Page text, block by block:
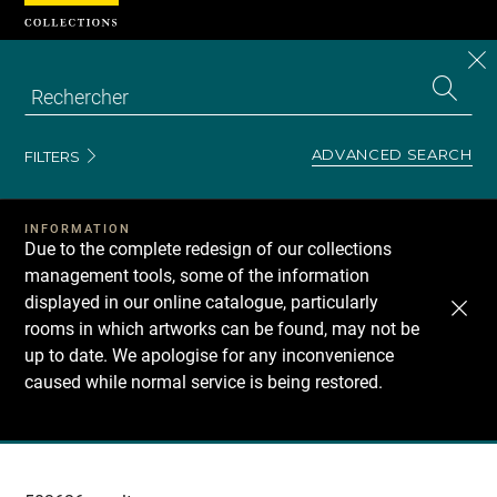
FILTERS ADVANCED SEARCH
INFORMATION
Due to the complete redesign of our collections
management tools, some of the information
displayed in our online catalogue, particularly
rooms in which artworks can be found, may not be
up to date. We apologise for any inconvenience
caused while normal service is being restored.
Recherche
Cookies management panel